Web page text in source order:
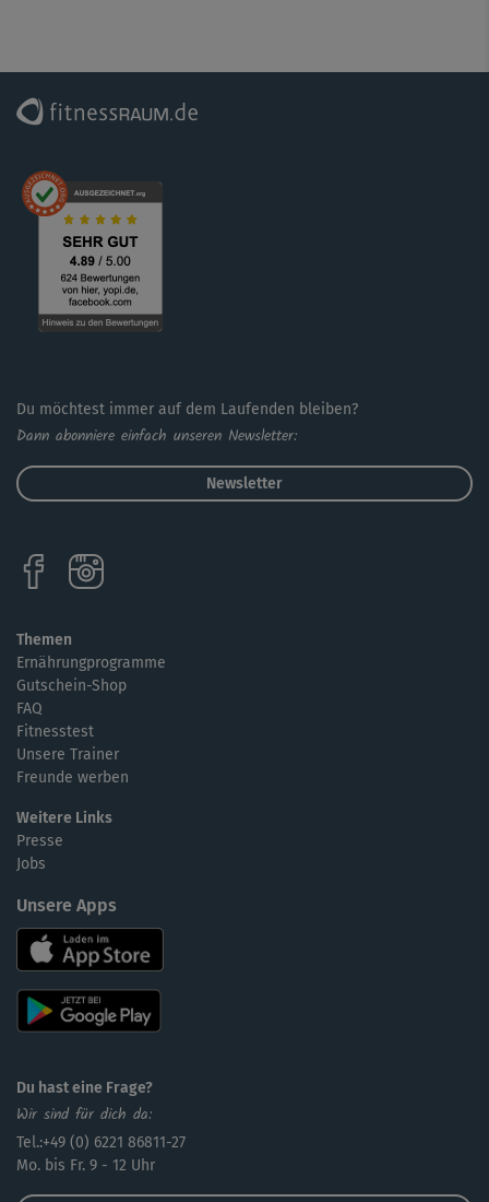
Du möchtest immer auf dem Laufenden bleiben?
Dann abonniere einfach unseren Newsletter:
Newsletter
Themen
Ernährungprogramme
Gutschein-Shop
FAQ
Fitnesstest
Unsere Trainer
Freunde werben
Weitere Links
Presse
Jobs
Unsere Apps
Du hast eine Frage?
Wir sind für dich da:
Tel.:+49 (0) 6221 86811-27
Mo. bis Fr. 9 - 12 Uhr